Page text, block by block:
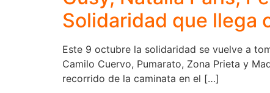
Solidaridad que llega
Este 9 octubre la solidaridad se vuelve a
Camilo Cuervo, Pumarato, Zona Prieta y
recorrido de la caminata en el […]